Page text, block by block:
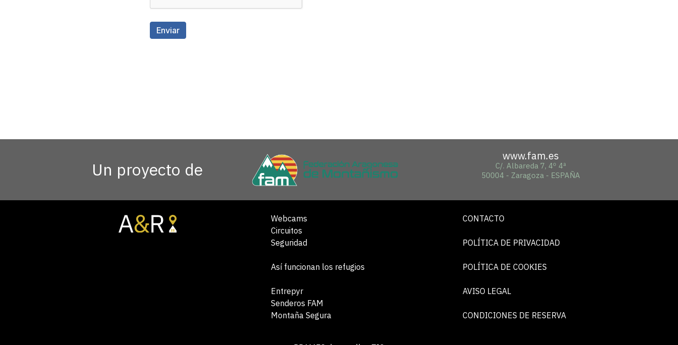
Un proyecto de
www.fam.es
C/. Albareda 7, 4º 4ª
50004 - Zaragoza - ESPAÑA
Webcams
Circuitos
Seguridad
Así funcionan los refugios
Entrepyr
Senderos FAM
Montaña Segura
CONTACTO
POLÍTICA DE PRIVACIDAD
POLÍTICA DE COOKIES
AVISO LEGAL
CONDICIONES DE RESERVA